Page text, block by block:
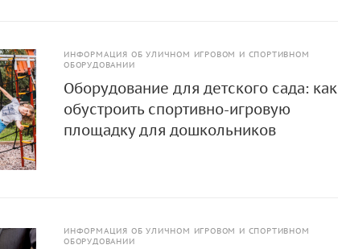
ИНФОРМАЦИЯ ОБ УЛИЧНОМ ИГРОВОМ И СПОРТИВНОМ
ОБОРУДОВАНИИ
Оборудование для детского сада: как
обустроить спортивно-игровую
площадку для дошкольников
ИНФОРМАЦИЯ ОБ УЛИЧНОМ ИГРОВОМ И СПОРТИВНОМ
ОБОРУДОВАНИИ